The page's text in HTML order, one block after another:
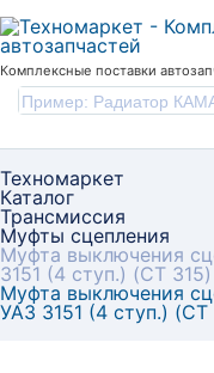
Комплексные поставки
Техномаркет
Каталог
Трансмиссия
Муфты сцепления
Муфта выключения
3151 (4 ступ.) (CT 315)
Муфта выключения
УАЗ 3151 (4 ступ.) (CT